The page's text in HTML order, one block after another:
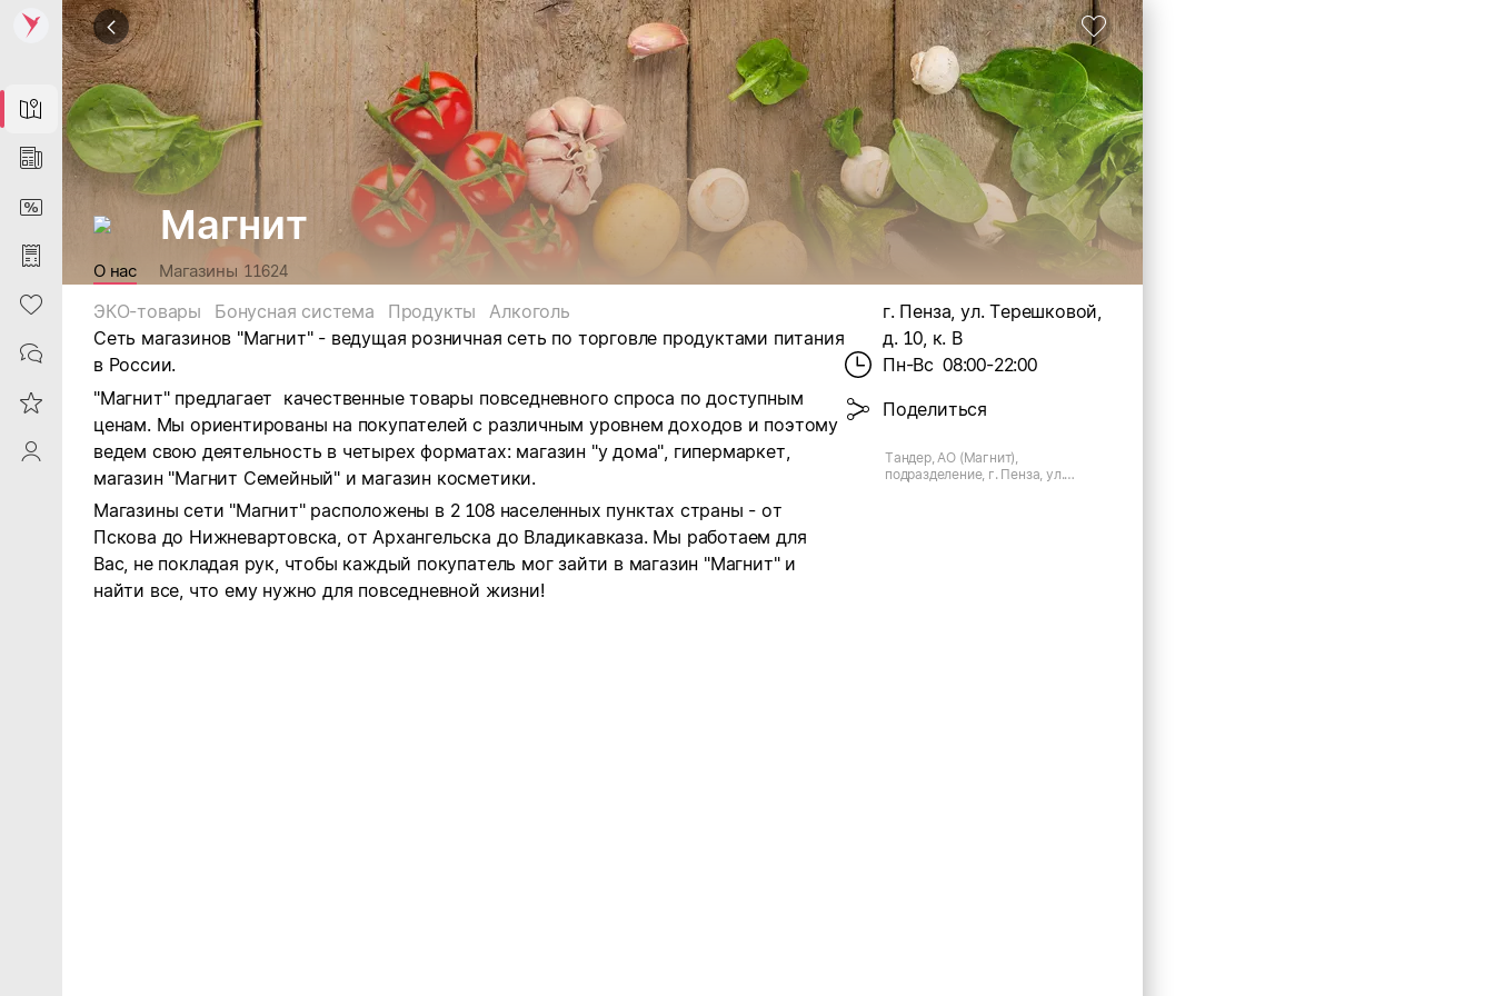
Map
News
DiscountCard
Purchases
Heart
Contacts
Reviews
ProfileSaby
Магнит
О нас Магазины 11624
ЭКО-товары Бонусная система Продукты
Алкоголь
Сеть магазинов "Магнит" - ведущая розничная сеть по торговле продуктами питания
в России.
"Магнит" предлагает качественные товары повседневного спроса по доступным
ценам. Мы ориентированы на покупателей с различным уровнем доходов и поэтому
ведем свою деятельность в четырех форматах: магазин "у дома", гипермаркет,
магазин "Магнит Семейный" и магазин косметики.
Магазины сети "Магнит" расположены в 2 108 населенных пунктах страны - от
Пскова до Нижневартовска, от Архангельска до Владикавказа. Мы работаем для
Вас, не покладая рук, чтобы каждый покупатель мог зайти в магазин "Магнит" и
найти все, что ему нужно для повседневной жизни!
г. Пенза, ул. Терешковой,
д. 10, к. В
Пн-Вс 08:00-22:00
Поделиться
Тандер, АО (Магнит),
подразделение, г. Пенза, ул.